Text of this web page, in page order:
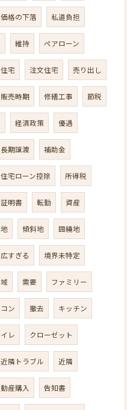
格の下落 私道負担
維持 ペアローン
宅 注文住宅 売り出し
販売時期 修繕工事 節税
経済政策 優遇
長期譲渡 補助金
住宅ローン控除 所得税
明書 転勤 資産
傾斜地 囲繞地
広すぎる 境界未特定
需要 ファミリー
ン 撤去 キッチン
イレ クローゼット
近隣トラブル 近隣
産購入 告知書